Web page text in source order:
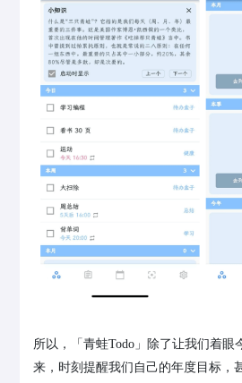
所以，「青蛙Todo」除了让我们着眼
来，时刻提醒我们自己的年度目标，